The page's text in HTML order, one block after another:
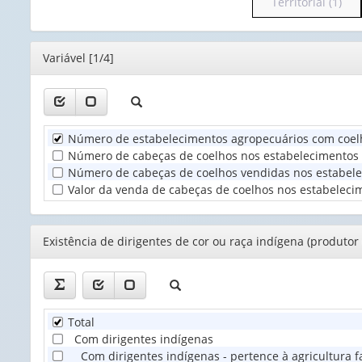
o
cabeçalho
Unidade
Territorial
(1)
Editor
Variável [1/4]
Número de estabelecimentos agropecuários com
Número de cabeças de coelhos nos
Número de cabeças de coelhos vendidas nos
Valor da venda de cabeças de coelhos nos
Editor
Existência de dirigentes de cor ou raça indígena
Total
Com dirigentes indígenas
Com dirigentes indígenas - pertence à agricultura